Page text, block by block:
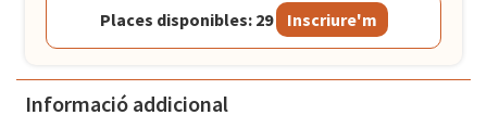
Places disponibles: 29 Inscriure'm
Informació addicional